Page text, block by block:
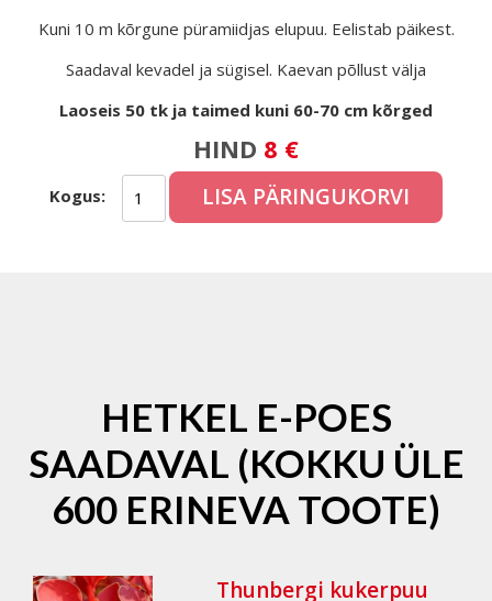
Kuni 10 m kõrgune püramiidjas elupuu. Eelistab päikest.
Saadaval kevadel ja sügisel. Kaevan põllust välja
Laoseis 50 tk ja taimed kuni 60-70 cm kõrged
HIND 8 €
Kogus: LISA PÄRINGUKORVI
HETKEL E-POES
SAADAVAL (KOKKU ÜLE
600 ERINEVA TOOTE)
Thunbergi kukerpuu